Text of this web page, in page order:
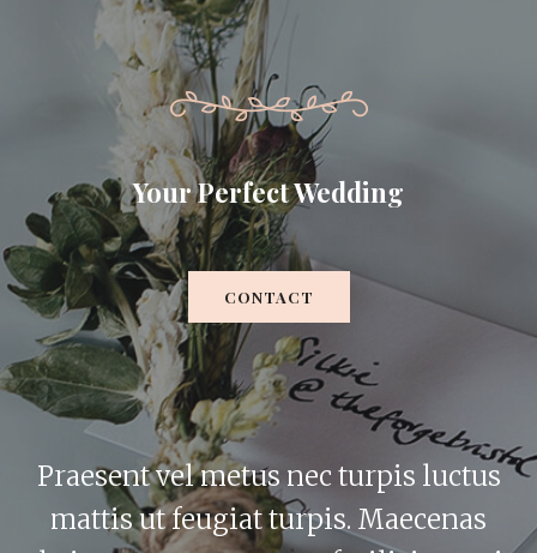
Your Perfect Wedding
CONTACT
Praesent vel metus nec turpis luctus
mattis ut feugiat turpis. Maecenas